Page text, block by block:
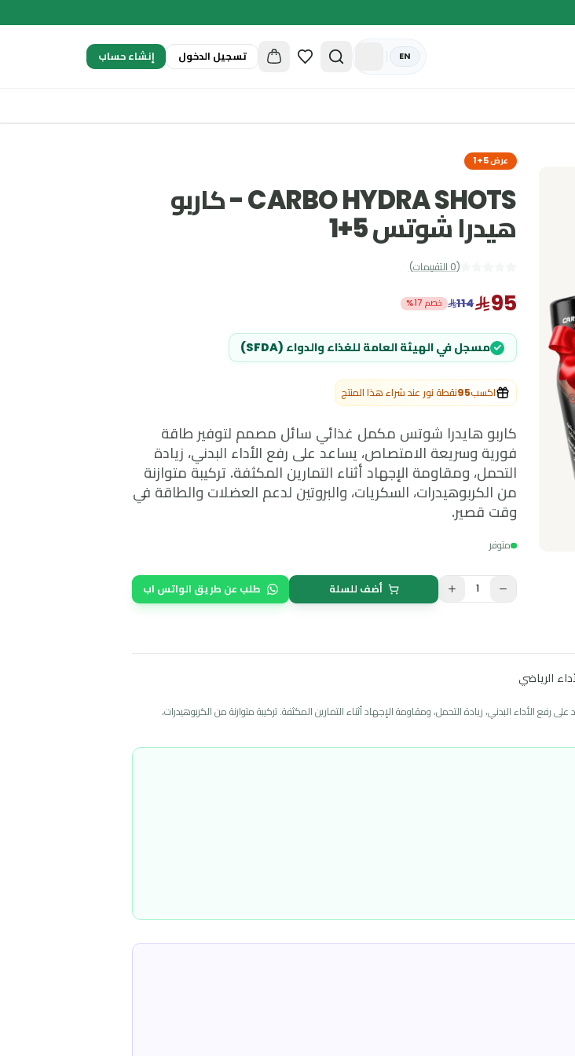
تسجيل الدخول إنشاء حساب
CARBO HYDRA SHOTS - كاربو
هيدرا شوتس 5+1
(
0التقييمات)
95
114 خصم 17%
مسجل في الهيئة العامة للغذاء والدواء (SFDA)
95نقطة نور عند شراء هذا المنتج
كاربو هايدرا شوتس مكمل غذائي سائل مصمم لتوفير طاقة
فورية وسريعة الامتصاص، يساعد على رفع الأداء البدني، زيادة
التحمل، ومقاومة الإجهاد أثناء التمارين المكثفة. تركيبة متوازنة
من الكربوهيدرات، السكريات، والبروتين لدعم العضلات والطاقة في
1 أضف للسلة طلب عن طريق الواتس اب